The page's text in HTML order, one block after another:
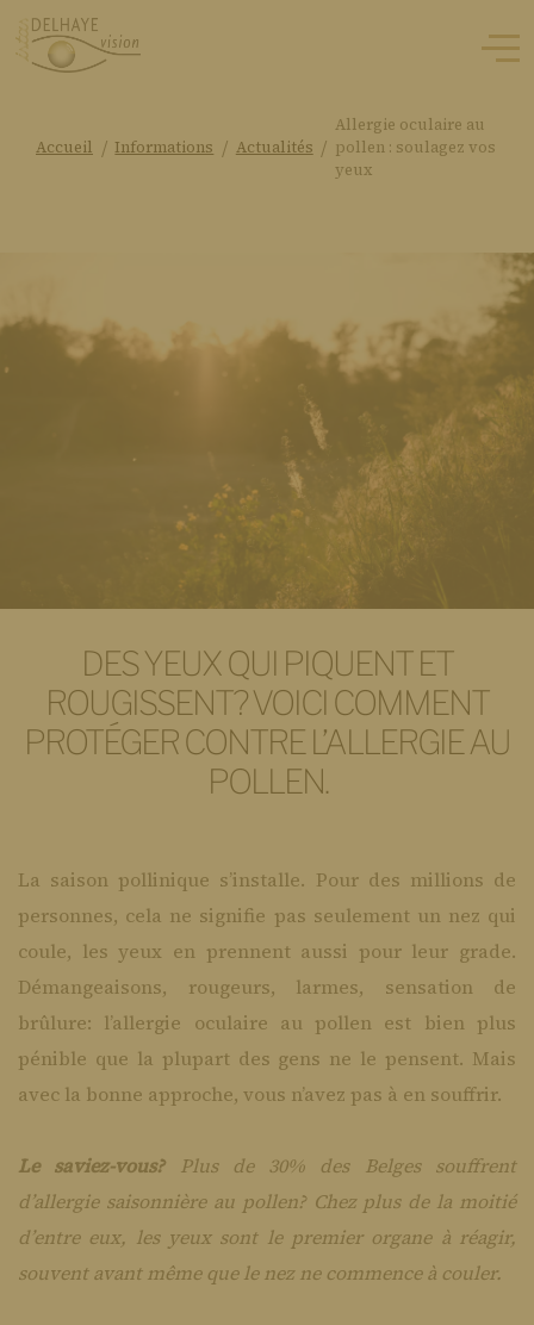
Accueil / Informations / Actualités /
Allergie oculaire au
pollen : soulagez vos
yeux
DES YEUX QUI PIQUENT ET
ROUGISSENT? VOICI COMMENT
PROTÉGER CONTRE L’ALLERGIE AU
POLLEN.
La saison pollinique s’installe. Pour des millions de
personnes, cela ne signifie pas seulement un nez qui
coule, les yeux en prennent aussi pour leur grade.
Démangeaisons, rougeurs, larmes, sensation de
brûlure: l’allergie oculaire au pollen est bien plus
pénible que la plupart des gens ne le pensent. Mais
avec la bonne approche, vous n’avez pas à en souffrir.
Le saviez-vous?Plus de 30% des Belges souffrent
d’allergie saisonnière au pollen? Chez plus de la moitié
d’entre eux, les yeux sont le premier organe à réagir,
souvent avant même que le nez ne commence à couler.